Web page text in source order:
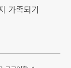
가족되기